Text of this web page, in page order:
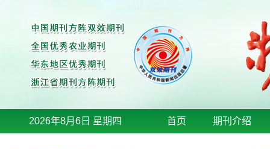
2026年8月6日 星期四 首页 期刊介绍